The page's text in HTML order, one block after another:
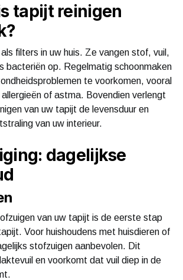
tapijt reinigen
filters in uw huis. Ze vangen stof, vuil,
bacteriën op. Regelmatig schoonmaken
te voorkomen, vooral
of astma. Bovendien verlengt
van uw tapijt de levensduur en
van uw interieur.
dagelijkse
van uw tapijt is de eerste stap
Voor huishoudens met huisdieren of
stofzuigen aanbevolen. Dit
en voorkomt dat vuil diep in de